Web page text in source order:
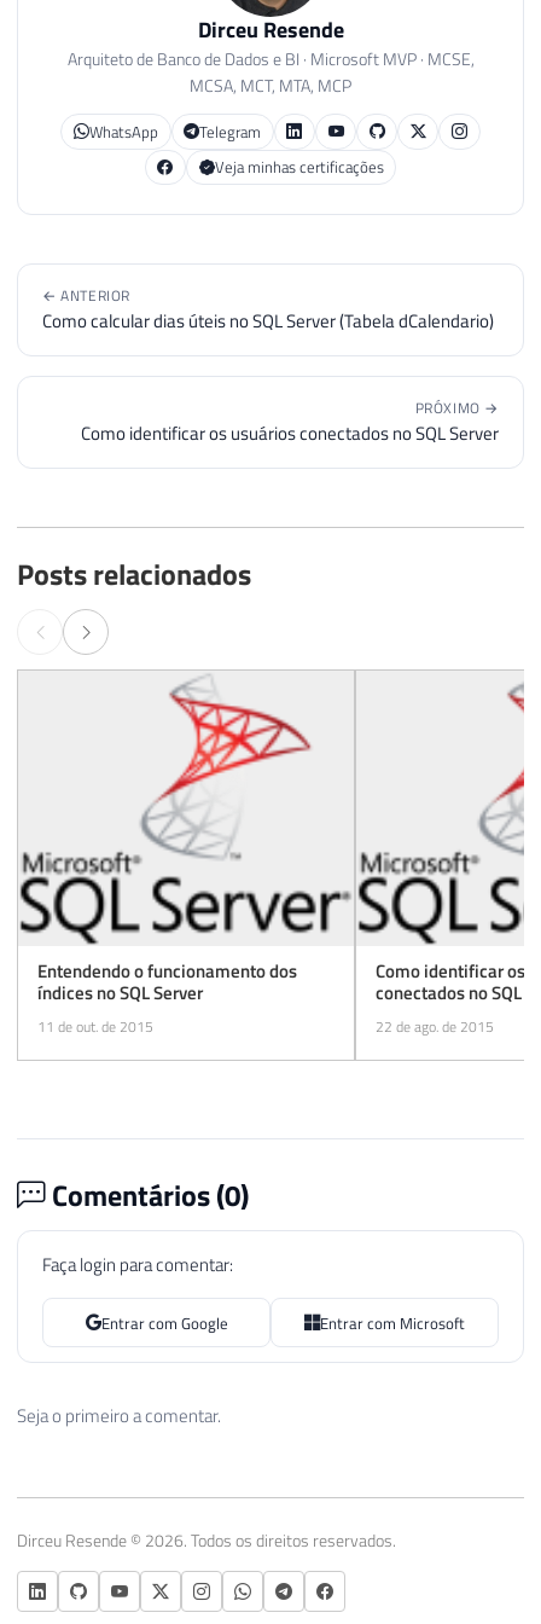
SELECT * FROM #Resultado
Dirceu Resende
Arquiteto de Banco de Dados e BI · Microsoft MVP · MCSE,
MCSA, MCT, MTA, MCP
WhatsApp
Telegram
Veja minhas certificações
← ANTERIOR
Como calcular dias úteis no SQL Server (Tabela dCalendario)
PRÓXIMO →
Como identificar os usuários conectados no SQL Server
Posts relacionados
Entendendo o funcionamento dos
índices no SQL Server
11 de out. de 2015
Como identificar os
conectados no SQL
22 de ago. de 2015
Comentários (0)
Faça login para comentar:
Entrar com Google Entrar com Microsoft
Seja o primeiro a comentar.
Dirceu Resende © 2026. Todos os direitos reservados.